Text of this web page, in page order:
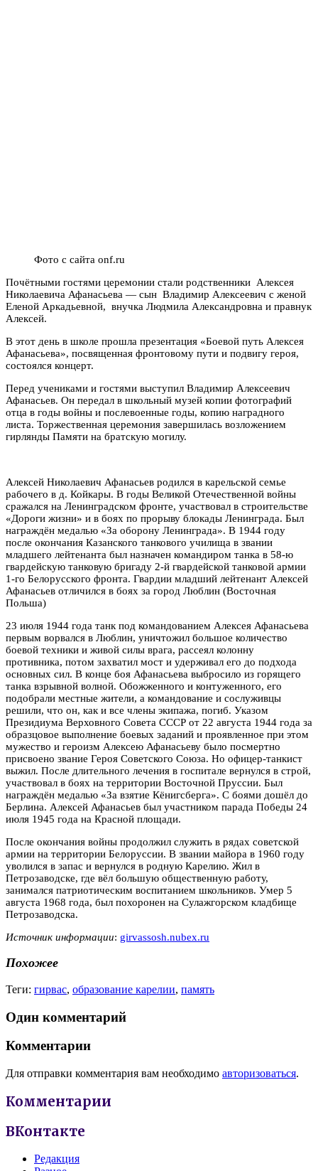
Фото с сайта onf.ru
Почётными гостями церемонии стали родственники Алексея
Николаевича Афанасьева — сын Владимир Алексеевич с женой
Еленой Аркадьевной, внучка Людмила Александровна и правнук
Алексей.
В этот день в школе прошла презентация «Боевой путь Алексея
Афанасьева», посвященная фронтовому пути и подвигу героя,
состоялся концерт.
Перед учениками и гостями выступил Владимир Алексеевич
Афанасьев. Он передал в школьный музей копии фотографий
отца в годы войны и послевоенные годы, копию наградного
листа. Торжественная церемония завершилась возложением
гирлянды Памяти на братскую могилу.
Алексей Николаевич Афанасьев родился в карельской семье
рабочего в д. Койкары. В годы Великой Отечественной войны
сражался на Ленинградском фронте, участвовал в строительстве
«Дороги жизни» и в боях по прорыву блокады Ленинграда. Был
награждён медалью «За оборону Ленинграда». В 1944 году
после окончания Казанского танкового училища в звании
младшего лейтенанта был назначен командиром танка в 58-ю
гвардейскую танковую бригаду 2-й гвардейской танковой армии
1-го Белорусского фронта. Гвардии младший лейтенант Алексей
Афанасьев отличился в боях за город Люблин (Восточная
Польша)
23 июля 1944 года танк под командованием Алексея Афанасьева
первым ворвался в Люблин, уничтожил большое количество
боевой техники и живой силы врага, рассеял колонну
противника, потом захватил мост и удерживал его до подхода
основных сил. В конце боя Афанасьева выбросило из горящего
танка взрывной волной. Обожженного и контуженного, его
подобрали местные жители, а командование и сослуживцы
решили, что он, как и все члены экипажа, погиб. Указом
Президиума Верховного Совета СССР от 22 августа 1944 года за
образцовое выполнение боевых заданий и проявленное при этом
мужество и героизм Алексею Афанасьеву было посмертно
присвоено звание Героя Советского Союза. Но офицер-танкист
выжил. После длительного лечения в госпитале вернулся в строй,
участвовал в боях на территории Восточной Пруссии. Был
награждён медалью «За взятие Кёнигсберга». С боями дошёл до
Берлина. Алексей Афанасьев был участником парада Победы 24
июля 1945 года на Красной площади.
После окончания войны продолжил служить в рядах советской
армии на территории Белоруссии. В звании майора в 1960 году
уволился в запас и вернулся в родную Карелию. Жил в
Петрозаводске, где вёл большую общественную работу,
занимался патриотическим воспитанием школьников. Умер 5
августа 1968 года, был похоронен на Сулажгорском кладбище
Петрозаводска.
Источник информации: girvassosh.nubex.ru
Похожее
Теги: гирвас, образование карелии, память
Один комментарий
Комментарии
Для отправки комментария вам необходимо авторизоваться.
Комментарии
ВКонтакте
Редакция